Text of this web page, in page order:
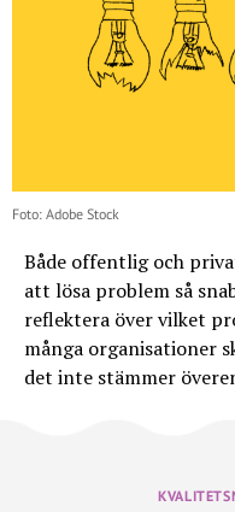
Foto: Adobe Stock
Både offentlig och
att lösa problem så
reflektera över vilket
många organisationer
det inte stämmer